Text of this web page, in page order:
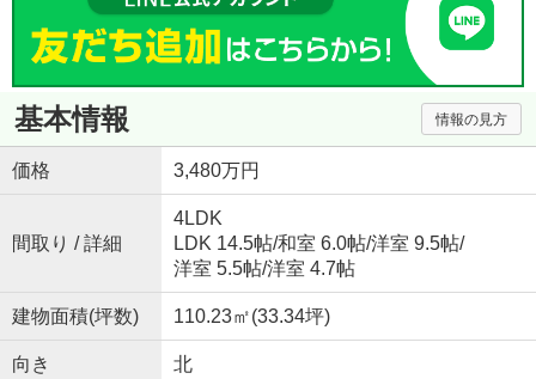
基本情報 情報の見方
価格 3,480万円
間取り / 詳細
4LDK
LDK 14.5帖/和室 6.0帖/洋室 9.5帖/
洋室 5.5帖/洋室 4.7帖
建物面積(坪数) 110.23㎡(33.34坪)
向き 北